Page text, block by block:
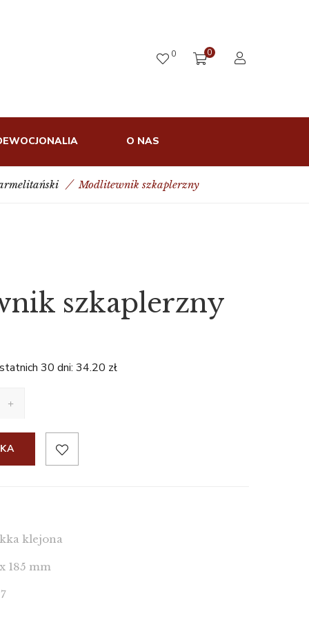
0 0
O NAS
Modlitewnik szkaplerzny
30 dni:34.20 zł
szkaplerzny
klejona
185 mm